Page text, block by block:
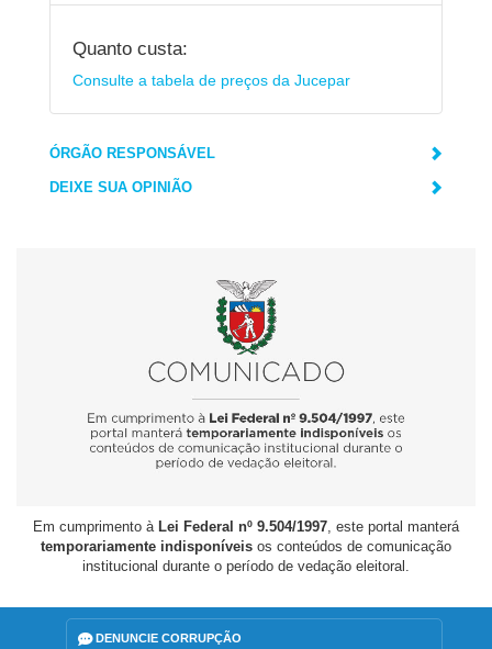
Quanto custa:
Consulte a tabela de preços da Jucepar
ÓRGÃO RESPONSÁVEL
DEIXE SUA OPINIÃO
Em cumprimento à Lei Federal nº 9.504/1997, este portal manterá
temporariamente indisponíveis os conteúdos de comunicação
institucional durante o período de vedação eleitoral.
DENUNCIE CORRUPÇÃO